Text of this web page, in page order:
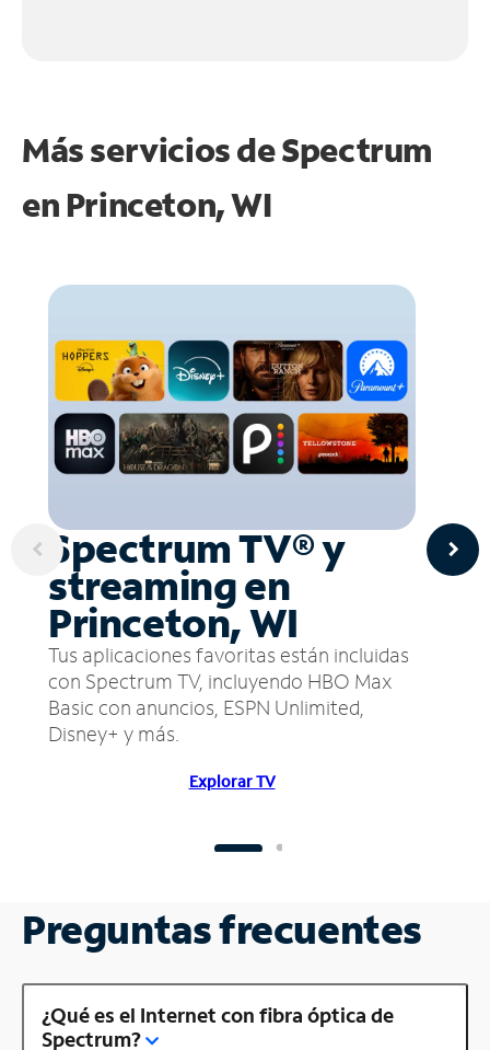
Más servicios de Spectrum
en Princeton, WI
Spectrum TV® y
streaming en
Princeton, WI
Tus aplicaciones favoritas están incluidas
con Spectrum TV, incluyendo HBO Max
Basic con anuncios, ESPN Unlimited,
Disney+ y más.
Explorar TV
Preguntas frecuentes
¿Qué es el Internet con fibra óptica de
Spectrum?